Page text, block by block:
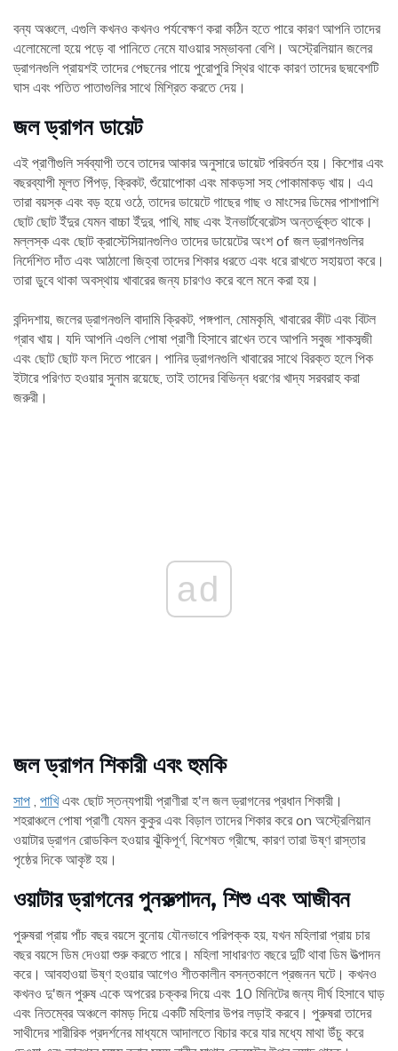
বন্য অঞ্চলে, এগুলি কখনও কখনও পর্যবেক্ষণ করা কঠিন হতে পারে কারণ আপনি তাদের
এলোমেলো হয়ে পড়ে বা পানিতে নেমে যাওয়ার সম্ভাবনা বেশি। অস্ট্রেলিয়ান জলের
ড্রাগনগুলি প্রায়শই তাদের পেছনের পায়ে পুরোপুরি স্থির থাকে কারণ তাদের ছদ্মবেশটি
ঘাস এবং পতিত পাতাগুলির সাথে মিশ্রিত করতে দেয়।
জল ড্রাগন ডায়েট
এই প্রাণীগুলি সর্বব্যাপী তবে তাদের আকার অনুসারে ডায়েট পরিবর্তন হয়। কিশোর এবং
বছরব্যাপী মূলত পিঁপড়, ক্রিকট, শুঁয়োপোকা এবং মাকড়সা সহ পোকামাকড় খায়। এএ
তারা বয়স্ক এবং বড় হয়ে ওঠে, তাদের ডায়েটে গাছের গাছ ও মাংসের ডিমের পাশাপাশি
ছোট ছোট ইঁদুর যেমন বাচ্চা ইঁদুর, পাখি, মাছ এবং ইনভার্টবেরেটস অন্তর্ভুক্ত থাকে।
মল্লস্ক এবং ছোট ক্রাস্টেসিয়ানগুলিও তাদের ডায়েটের অংশ of জল ড্রাগনগুলির
নির্দেশিত দাঁত এবং আঠালো জিহ্বা তাদের শিকার ধরতে এবং ধরে রাখতে সহায়তা করে।
তারা ডুবে থাকা অবস্থায় খাবারের জন্য চারণও করে বলে মনে করা হয়।
বন্দিদশায়, জলের ড্রাগনগুলি বাদামি ক্রিকট, পঙ্গপাল, মোমকৃমি, খাবারের কীট এবং বিটল
গ্রাব খায়। যদি আপনি এগুলি পোষা প্রাণী হিসাবে রাখেন তবে আপনি সবুজ শাকসব্জী
এবং ছোট ছোট ফল দিতে পারেন। পানির ড্রাগনগুলি খাবারের সাথে বিরক্ত হলে পিক
ইটারে পরিণত হওয়ার সুনাম রয়েছে, তাই তাদের বিভিন্ন ধরণের খাদ্য সরবরাহ করা
জরুরী।
ad
জল ড্রাগন শিকারী এবং হুমকি
সাপ , পাখিএবং ছোট স্তন্যপায়ী প্রাণীরা হ'ল জল ড্রাগনের প্রধান শিকারী।
শহরাঞ্চলে পোষা প্রাণী যেমন কুকুর এবং বিড়াল তাদের শিকার করে on অস্ট্রেলিয়ান
ওয়াটার ড্রাগন রোডকিল হওয়ার ঝুঁকিপূর্ণ, বিশেষত গ্রীষ্মে, কারণ তারা উষ্ণ রাস্তার
পৃষ্ঠের দিকে আকৃষ্ট হয়।
ওয়াটার ড্রাগনের পুনরুত্পাদন, শিশু এবং আজীবন
পুরুষরা প্রায় পাঁচ বছর বয়সে বুনোয় যৌনভাবে পরিপক্ক হয়, যখন মহিলারা প্রায় চার
বছর বয়সে ডিম দেওয়া শুরু করতে পারে। মহিলা সাধারণত বছরে দুটি থাবা ডিম উত্পাদন
করে। আবহাওয়া উষ্ণ হওয়ার আগেও শীতকালীন বসন্তকালে প্রজনন ঘটে। কখনও
কখনও দু'জন পুরুষ একে অপরের চক্কর দিয়ে এবং 10 মিনিটের জন্য দীর্ঘ হিসাবে ঘাড়
এবং নিতম্বের অঞ্চলে কামড় দিয়ে একটি মহিলার উপর লড়াই করবে। পুরুষরা তাদের
সাথীদের শারীরিক প্রদর্শনের মাধ্যমে আদালতে বিচার করে যার মধ্যে মাথা উঁচু করে